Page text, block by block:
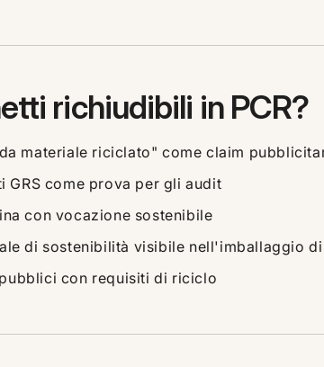
richiudibili in PCR?
materiale riciclato" come claim
GRS come prova per gli audit
con vocazione sostenibile
di sostenibilità visibile nell'imballaggio
con requisiti di riciclo